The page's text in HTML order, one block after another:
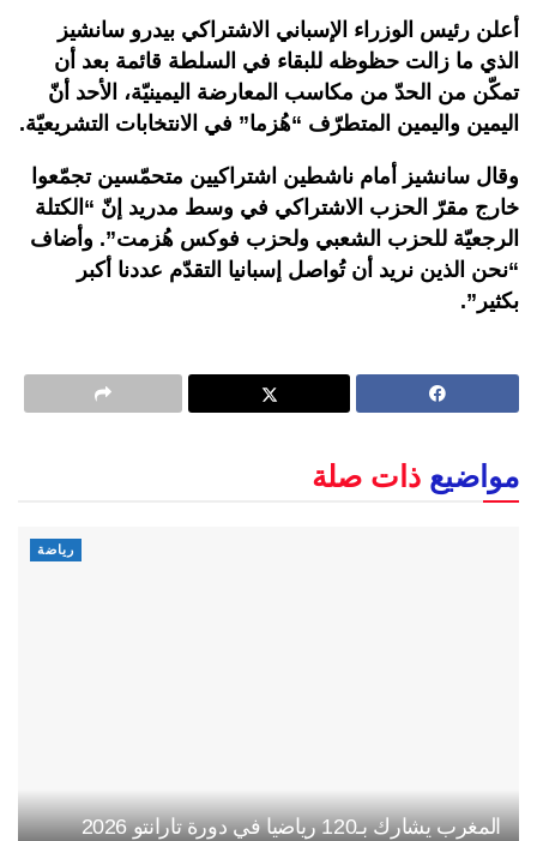
أعلن رئيس الوزراء الإسباني الاشتراكي بيدرو سانشيز
الذي ما زالت حظوظه للبقاء في السلطة قائمة بعد أن
تمكّن من الحدّ من مكاسب المعارضة اليمينيّة، الأحد أنّ
اليمين واليمين المتطرّف “هُزما” في الانتخابات التشريعيّة.
وقال سانشيز أمام ناشطين اشتراكيين متحمّسين تجمّعوا
خارج مقرّ الحزب الاشتراكي في وسط مدريد إنّ “الكتلة
الرجعيّة للحزب الشعبي ولحزب فوكس هُزمت”. وأضاف
“نحن الذين نريد أن تُواصل إسبانيا التقدّم عددنا أكبر
بكثير”.
مواضيع ذات صلة
رياضة
المغرب يشارك بـ120 رياضيا في دورة تارانتو 2026